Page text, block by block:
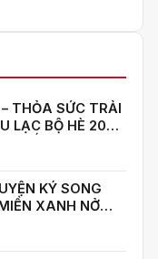
THỎA SỨC TRẢI
LẠC BỘ HÈ 2026
GIẤY!
KÝ SONG
XANH NỞ
THƯ VIỆN MỞ,
ĐỌC